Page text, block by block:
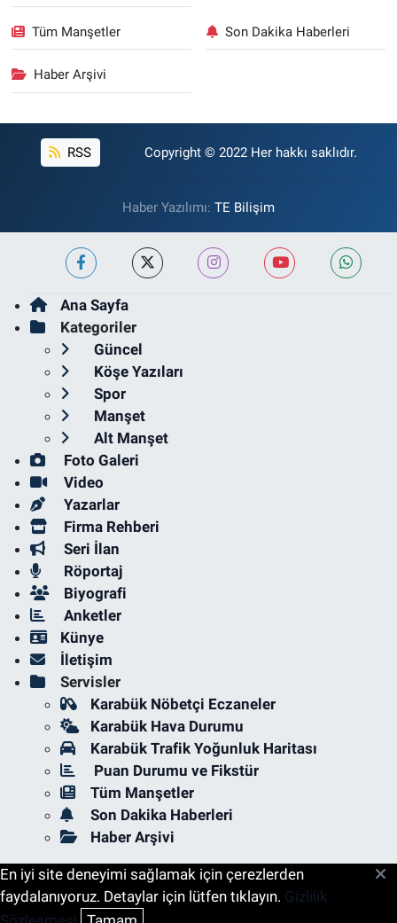
Tüm Manşetler Son Dakika Haberleri
Haber Arşivi
RSS Copyright © 2022 Her hakkı saklıdır.
Haber Yazılımı: TE Bilişim
Ana Sayfa
Kategoriler
Güncel
Köşe Yazıları
Spor
Manşet
Alt Manşet
Foto Galeri
Video
Yazarlar
Firma Rehberi
Seri İlan
Röportaj
Biyografi
Anketler
Künye
İletişim
Servisler
Karabük Nöbetçi Eczaneler
Karabük Hava Durumu
Karabük Trafik Yoğunluk Haritası
Puan Durumu ve Fikstür
Tüm Manşetler
Son Dakika Haberleri
Haber Arşivi
En iyi site deneyimi sağlamak için çerezlerden
faydalanıyoruz. Detaylar için lütfen tıklayın. Gizlilik